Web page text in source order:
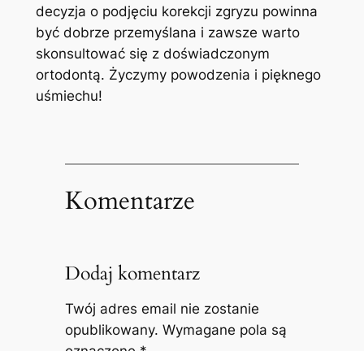
decyzja o podjęciu‍ korekcji‍ zgryzu powinna
być dobrze ⁣przemyślana i zawsze warto
skonsultować się z doświadczonym
ortodontą. Życzymy ​powodzenia i pięknego
uśmiechu!
Komentarze
Dodaj komentarz
Twój adres email nie zostanie
opublikowany. Wymagane pola są